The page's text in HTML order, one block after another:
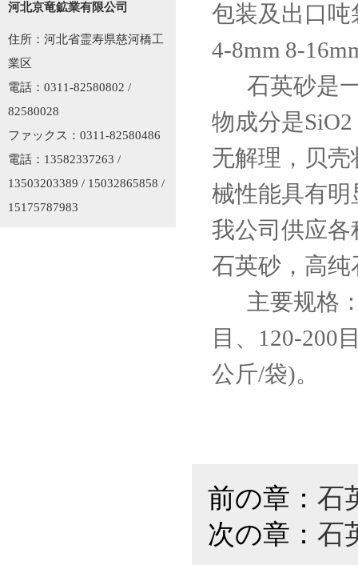
河北京竜鉱業有限公司
住所：河北省霊寿県慈河橋工
業区
電話：0311-82580802 /
82580028
ファックス：0311-82580486
電話：13582337263 /
13503203389 / 15032865858 /
15175787983
包装及出口吨
4-8mm 8-
石英砂是一
物成分是
无解理，贝
械性能具有
我公司供应
石英砂，高
主要规格：
目、120-200
公斤/袋)。
前の章： 石
次の章： 石